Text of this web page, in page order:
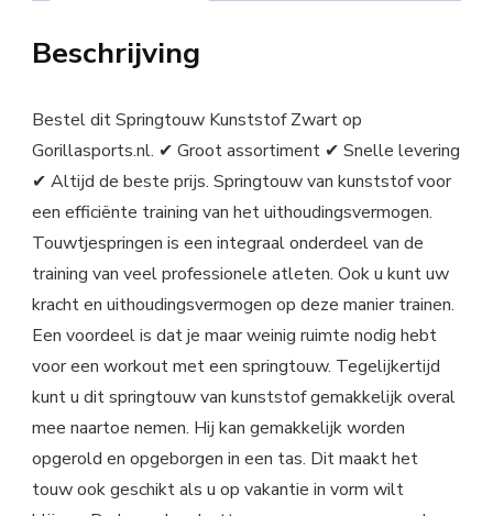
Beschrijving
Bestel dit Springtouw Kunststof Zwart op
Gorillasports.nl. ✔ Groot assortiment ✔ Snelle levering
✔ Altijd de beste prijs. Springtouw van kunststof voor
een efficiënte training van het uithoudingsvermogen.
Touwtjespringen is een integraal onderdeel van de
training van veel professionele atleten. Ook u kunt uw
kracht en uithoudingsvermogen op deze manier trainen.
Een voordeel is dat je maar weinig ruimte nodig hebt
voor een workout met een springtouw. Tegelijkertijd
kunt u dit springtouw van kunststof gemakkelijk overal
mee naartoe nemen. Hij kan gemakkelijk worden
opgerold en opgeborgen in een tas. Dit maakt het
touw ook geschikt als u op vakantie in vorm wilt